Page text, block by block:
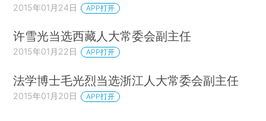
2015年01月24日 APP打开
许雪光当选西藏人大常委会副主任
2015年01月22日 APP打开
法学博士毛光烈当选浙江人大常委会副主任
2015年01月20日 APP打开